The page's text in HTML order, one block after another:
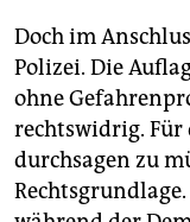
Doch im
Polizei. Die
ohne
rechtswidrig. Für
durchsagen zu